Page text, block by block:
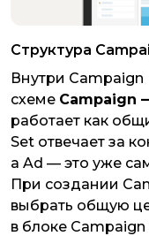
Структура
Внутри Campaign
схеме Campaign
работает как
Set отвечает за
а Ad — это уже
При создании
выбрать общую
в блоке